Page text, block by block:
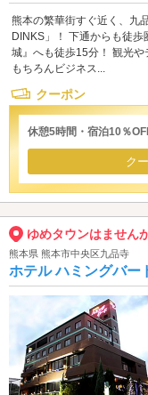
熊本の繁華街すぐ近く、九
DINKS」！ 下通からも徒
城』へも徒歩15分！ 観光
もちろんビジネス...
クーポン
休憩5時間・宿泊10％
ク
ゆめタウンはません
熊本県 熊本市中央区九品寺
ホテル ハミングバー